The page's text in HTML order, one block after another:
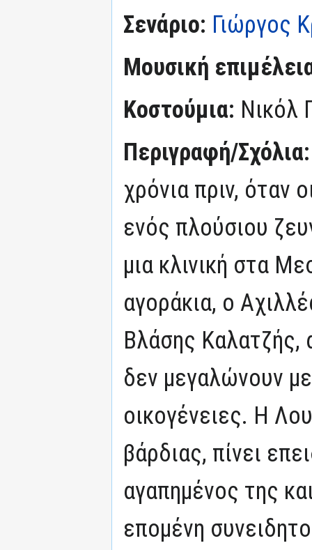
Σενάριο: Γιώργος
Μουσική
Κοστούμια: Νικόλ
Περιγραφή/
χρόνια πριν, όταν
ενός πλούσιου
μια κλινική στα
αγοράκια, ο
Βλάσης Καλατζής,
δεν μεγαλώνουν
οικογένειες. Η
βάρδιας, πίνει
αγαπημένος της
επομένη